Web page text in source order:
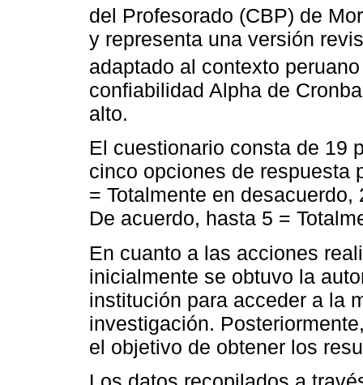
del Profesorado (CBP) de
y representa una versión
adaptado al contexto
confiabilidad Alpha de
alto.
El cuestionario consta de 19
cinco opciones de respuesta
= Totalmente en
De acuerdo, hasta 5 =
En cuanto a las acciones
inicialmente se obtuvo la
institución para acceder a la
investigación.
el objetivo de obtener los